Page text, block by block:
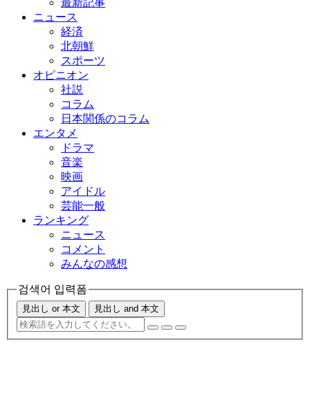
ニュース
経済
北朝鮮
スポーツ
オピニオン
社説
コラム
日本関係のコラム
エンタメ
ドラマ
音楽
映画
アイドル
芸能一般
ランキング
ニュース
コメント
みんなの感想
검색어 입력폼
見出し or 本文 見出し and 本文